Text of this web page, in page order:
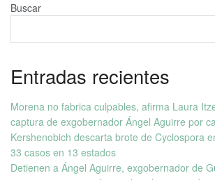
Buscar
Entradas recientes
Morena no fabrica culpables, afirma Laura
captura de exgobernador Ángel Aguirre por
Kershenobich descarta brote de Cyclospora
33 casos en 13 estados
Detienen a Ángel Aguirre, exgobernador de